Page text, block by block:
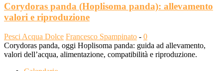
Corydoras panda (Hoplisoma panda): allevamento
valori e riproduzione
Pesci Acqua Dolce Francesco Spampinato - 0
Corydoras panda, oggi Hoplisoma panda: guida ad allevamento,
valori dell’acqua, alimentazione, compatibilità e riproduzione.